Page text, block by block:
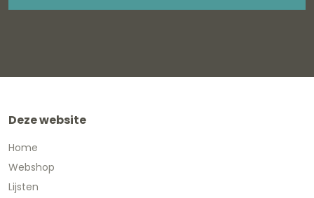
Deze website
Home
Webshop
Lijsten